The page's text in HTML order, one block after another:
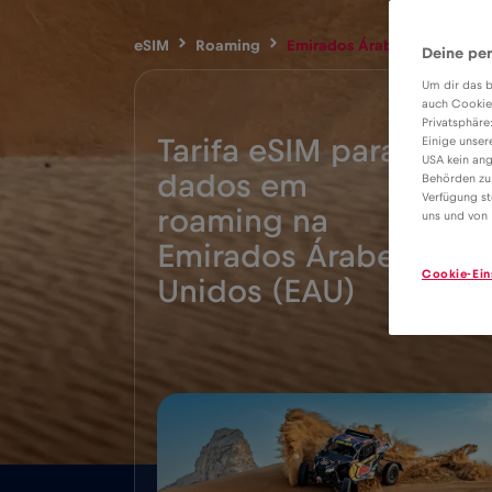
eSIM Roaming Emirados Árabes Unidos
Tarifa eSIM para
dados em
roaming na
Emirados Árabes
Unidos (EAU)
5€
Deine
Um dir das
auch
Einige
USA kein
Behörden
Verfügung
uns und von
Cookie-